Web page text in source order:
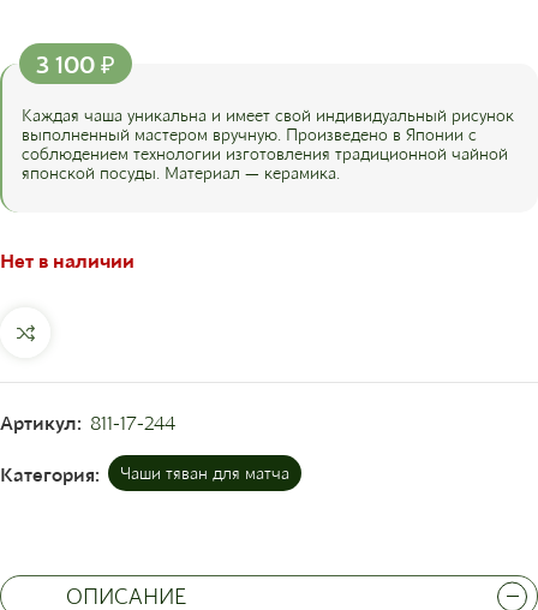
3 100 ₽
Каждая чаша уникальна и имеет свой индивидуальный рисунок
выполненный мастером вручную. Произведено в Японии с
соблюдением технологии изготовления традиционной чайной
японской посуды. Материал — керамика.
Нет в наличии
Артикул: 811-17-244
Категория: Чаши тяван для матча
ОПИСАНИЕ